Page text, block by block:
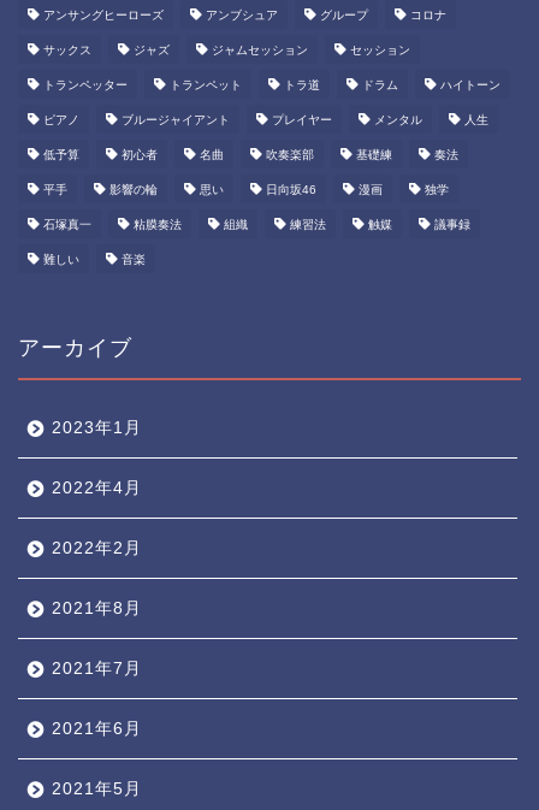
アンサングヒーローズ アンブシュア グループ コロナ
サックス ジャズ ジャムセッション セッション
トランペッター トランペット トラ道 ドラム ハイトーン
ピアノ ブルージャイアント プレイヤー メンタル 人生
低予算 初心者 名曲 吹奏楽部 基礎練 奏法
平手 影響の輪 思い 日向坂46 漫画 独学
石塚真一 粘膜奏法 組織 練習法 触媒 議事録
難しい 音楽
アーカイブ
2023年1月
2022年4月
2022年2月
2021年8月
2021年7月
2021年6月
2021年5月